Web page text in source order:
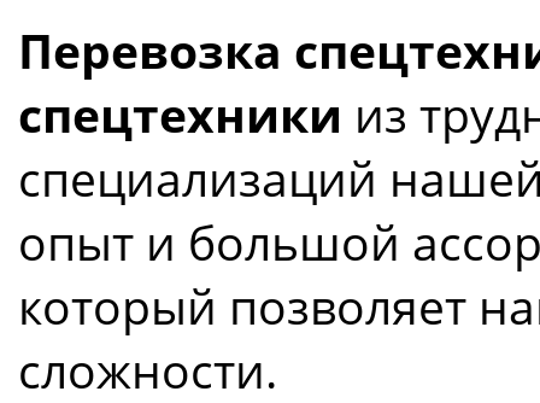
Перевозка
спецтехники из
специализаций
опыт и большой
который позволяет
сложности.